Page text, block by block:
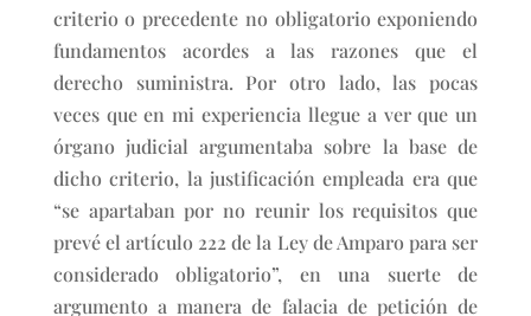
criterio o precedente no obligatorio exponiendo
fundamentos acordes a las razones que el
derecho suministra. Por otro lado, las pocas
veces que en mi experiencia llegue a ver que un
órgano judicial argumentaba sobre la base de
dicho criterio, la justificación empleada era que
“se apartaban por no reunir los requisitos que
prevé el artículo 222 de la Ley de Amparo para ser
considerado obligatorio”, en una suerte de
argumento a manera de falacia de petición de